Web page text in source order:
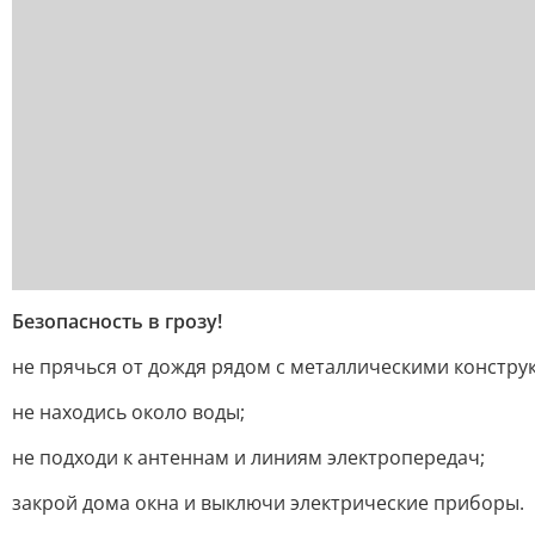
Безопасность в грозу!
не прячься от дождя рядом с металлическими
не находись около воды;
не подходи к антеннам и линиям электропередач;
закрой дома окна и выключи электрические приборы.